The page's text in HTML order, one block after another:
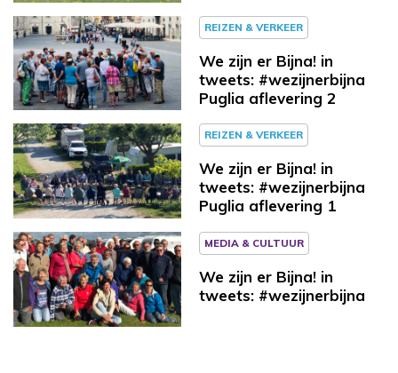
REIZEN & VERKEER
We zijn er Bijna! in
tweets: #wezijnerbijna
Puglia aflevering 2
REIZEN & VERKEER
We zijn er Bijna! in
tweets: #wezijnerbijna
Puglia aflevering 1
MEDIA & CULTUUR
We zijn er Bijna! in
tweets: #wezijnerbijna